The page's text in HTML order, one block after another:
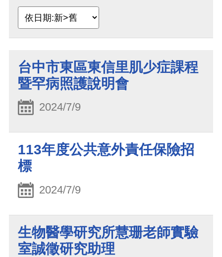
台中市東區東信里肌少症課程
暨罕病照護說明會
2024/7/9
113年度公共意外責任保險招
標
2024/7/9
生物醫學研究所慧珊老師實驗
室誠徵研究助理